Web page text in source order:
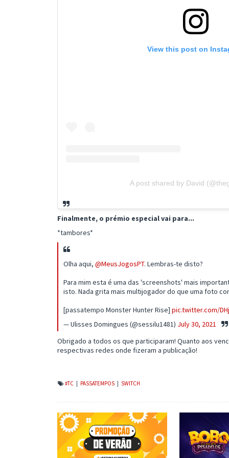
View this post on
A post shared by David
Finalmente, o prémio especial vai para...
*tambores*
Olha aqui, @MeusJogosPT. Lembras-te disto?
Para mim esta é uma das 'screenshots' mais
isto. Nada grita mais multijogador do que uma foto
[passatempo Monster Hunter Rise] pic.twitter.com/
— Ulisses Domingues (@sessilu1481) July 30, 2021
Obrigado a todos os que participaram! Quanto aos
respectivas redes onde fizeram a publicação!
#TC | PASSATEMPOS | SWITCH